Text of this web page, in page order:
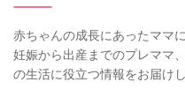
赤ちゃんの成長にあったママ
妊娠から出産までのプレママ
の生活に役立つ情報をお届けし